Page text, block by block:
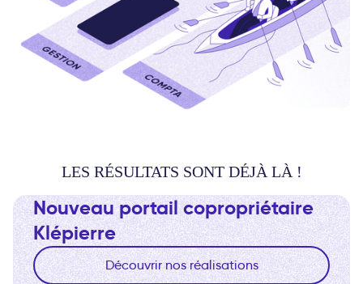
LES RÉSULTATS SONT DÉJÀ LÀ !
Nouveau portail copropriétaire
Klépierre
Découvrir nos réalisations